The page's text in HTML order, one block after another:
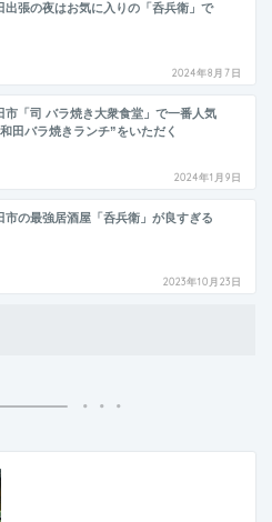
出張の夜はお気に入りの「呑兵衛」で
2024年8月7日
市「司 バラ焼き大衆食堂」で一番人気
田バラ焼きランチ”をいただく
2024年1月9日
市の最強居酒屋「呑兵衛」が良すぎる
2023年10月23日